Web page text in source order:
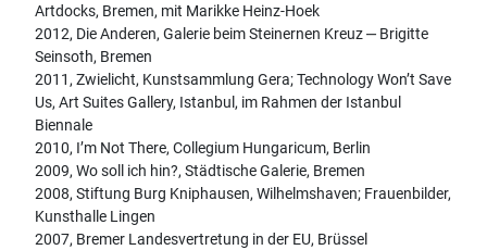
Artdocks, Bremen, mit Marikke Heinz-Hoek
2012, Die Anderen, Galerie beim Steinernen Kreuz ‒ Brigitte
Seinsoth, Bremen
2011, Zwielicht, Kunstsammlung Gera; Technology Won’t Save
Us, Art Suites Gallery, Istanbul, im Rahmen der Istanbul
Biennale
2010, I’m Not There, Collegium Hungaricum, Berlin
2009, Wo soll ich hin?, Städtische Galerie, Bremen
2008, Stiftung Burg Kniphausen, Wilhelmshaven; Frauenbilder,
Kunsthalle Lingen
2007, Bremer Landesvertretung in der EU, Brüssel